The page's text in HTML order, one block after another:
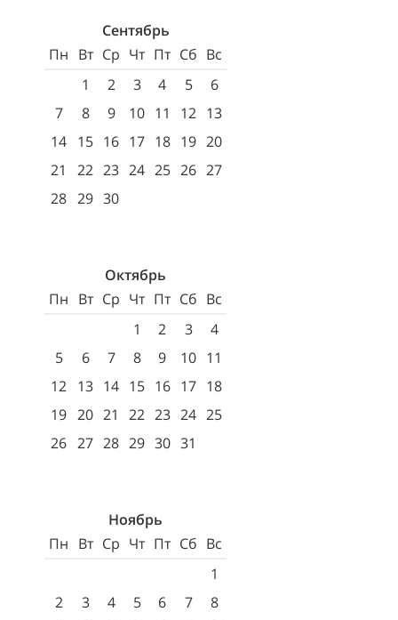
Сентябрь
Пн Вт Ср Чт Пт Сб Вс
1
2 3 4 5
6
7
8 9 10 11 12 13
14 15 16 17 18 19 20
21
22 23 24 25 26 27
28 29 30
Октябрь
Пн Вт Ср Чт Пт Сб Вс
1
2 3
4
5
6 7 8 9 10 11
12 13 14 15 16 17 18
19 20 21 22 23 24 25
26 27 28 29 30 31
Ноябрь
Пн Вт Ср Чт Пт Сб Вс
1
2
3 4 5 6 7
8